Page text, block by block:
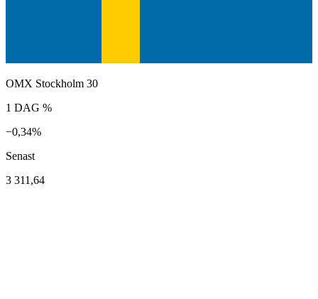
OMX Stockholm 30
1 DAG %
−0,34%
Senast
3 311,64